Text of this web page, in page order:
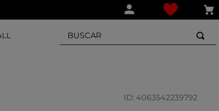
BUSCAR
ID: 4063542239792